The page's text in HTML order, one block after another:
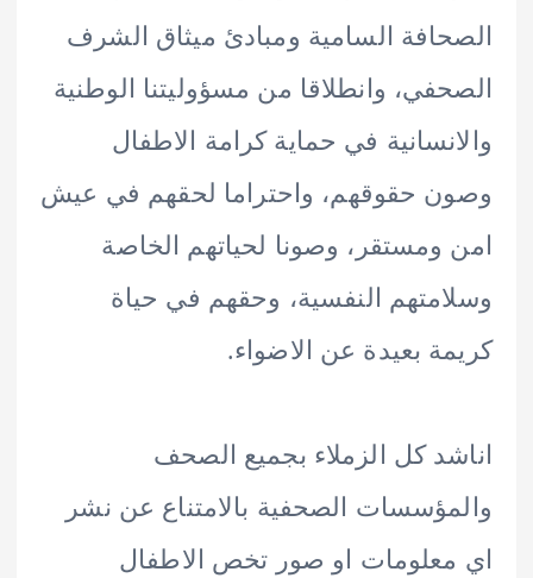
السامية ومبادئ ميثاق الشرف
وانطلاقا من مسؤوليتنا الوطنية
في حماية كرامة الاطفال
حقوقهم، واحتراما لحقهم في عيش
وصونا لحياتهم الخاصة
النفسية، وحقهم في حياة
بعيدة عن الاضواء.
كل الزملاء بجميع الصحف
الصحفية بالامتناع عن نشر
او صور تخص الاطفال